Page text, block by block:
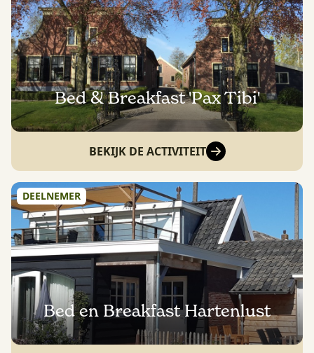
Bed & Breakfast 'Pax Tibi'
BEKIJK DE ACTIVITEIT
DEELNEMER
Bed en Breakfast Hartenlust